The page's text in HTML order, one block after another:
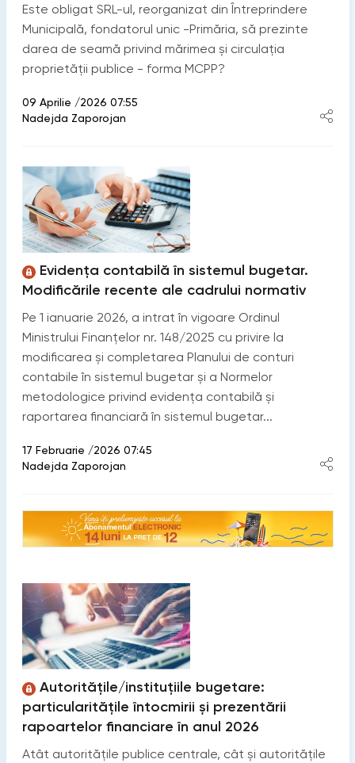
Este obligat SRL-ul, reorganizat din Întreprindere
Municipală, fondatorul unic -Primăria, să prezinte
darea de seamă privind mărimea şi circulația
proprietății publice - forma MCPP?
09 Aprilie /2026 07:55
Nadejda Zaporojan
Evidența contabilă în sistemul bugetar.
Modificările recente ale cadrului normativ
Pe 1 ianuarie 2026, a intrat în vigoare Ordinul
Ministrului Finanţelor nr. 148/2025 cu privire la
modificarea şi completarea Planului de conturi
contabile în sistemul bugetar şi a Normelor
metodologice privind evidenţa contabilă şi
raportarea financiară în sistemul bugetar...
17 Februarie /2026 07:45
Nadejda Zaporojan
Autoritățile/instituțiile bugetare:
particularitățile întocmirii și prezentării
rapoartelor financiare în anul 2026
Atât autoritățile publice centrale, cât și autoritățile